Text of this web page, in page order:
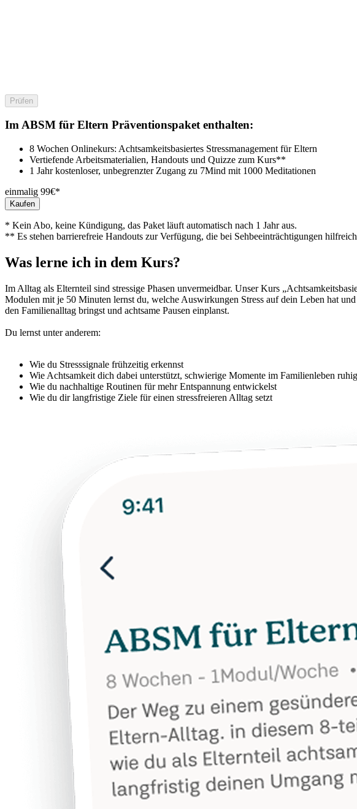
Prüfen
Im ABSM für Eltern Präventionspaket enthalten:
8 Wochen Onlinekurs: Achtsamkeitsbasiertes Stressmanagement für Eltern
Vertiefende Arbeitsmaterialien, Handouts und Quizze zum Kurs**
1 Jahr kostenloser, unbegrenzter Zugang zu 7Mind mit 1000 Meditationen
einmalig 99€*
Kaufen
* Kein Abo, keine Kündigung, das Paket läuft automatisch nach 1 Jahr aus.
** Es stehen barrierefreie Handouts zur Verfügung, die bei Sehbeeinträchtigungen
Was lerne ich in dem Kurs?
Im Alltag als Elternteil sind stressige Phasen unvermeidbar. Unser Kurs
Modulen mit je 50 Minuten lernst du, welche Auswirkungen Stress auf dein Leben hat
den Familienalltag bringst und achtsame Pausen einplanst.
Du lernst unter anderem:
Wie du Stresssignale frühzeitig erkennst
Wie Achtsamkeit dich dabei unterstützt, schwierige Momente im Familienleben
Wie du nachhaltige Routinen für mehr Entspannung entwickelst
Wie du dir langfristige Ziele für einen stressfreieren Alltag setzt